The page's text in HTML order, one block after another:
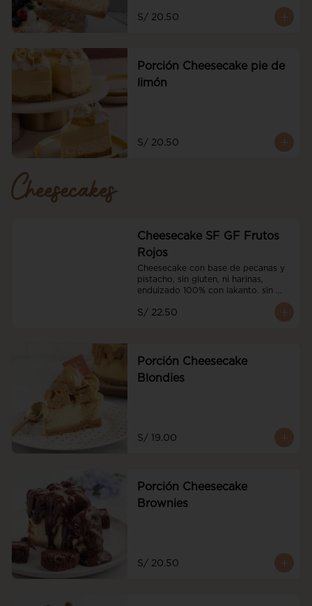
S/ 20.50
Porción Cheesecake pie de
limón
S/ 20.50
Cheesecakes
Cheesecake SF GF Frutos
Rojos
Cheesecake con base de pecanas y
pistacho, sin gluten, ni harinas,
endulzado 100% con lakanto. sin
azucar, con nuestro coulis sin azucar
de frutos rojos y frutos rojos
S/ 22.50
Porción Cheesecake
Blondies
S/ 19.00
Porción Cheesecake
Brownies
S/ 20.50